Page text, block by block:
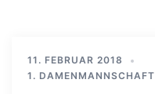
11. FEBRUAR 2018
1. DAMENMANNSCHAFT